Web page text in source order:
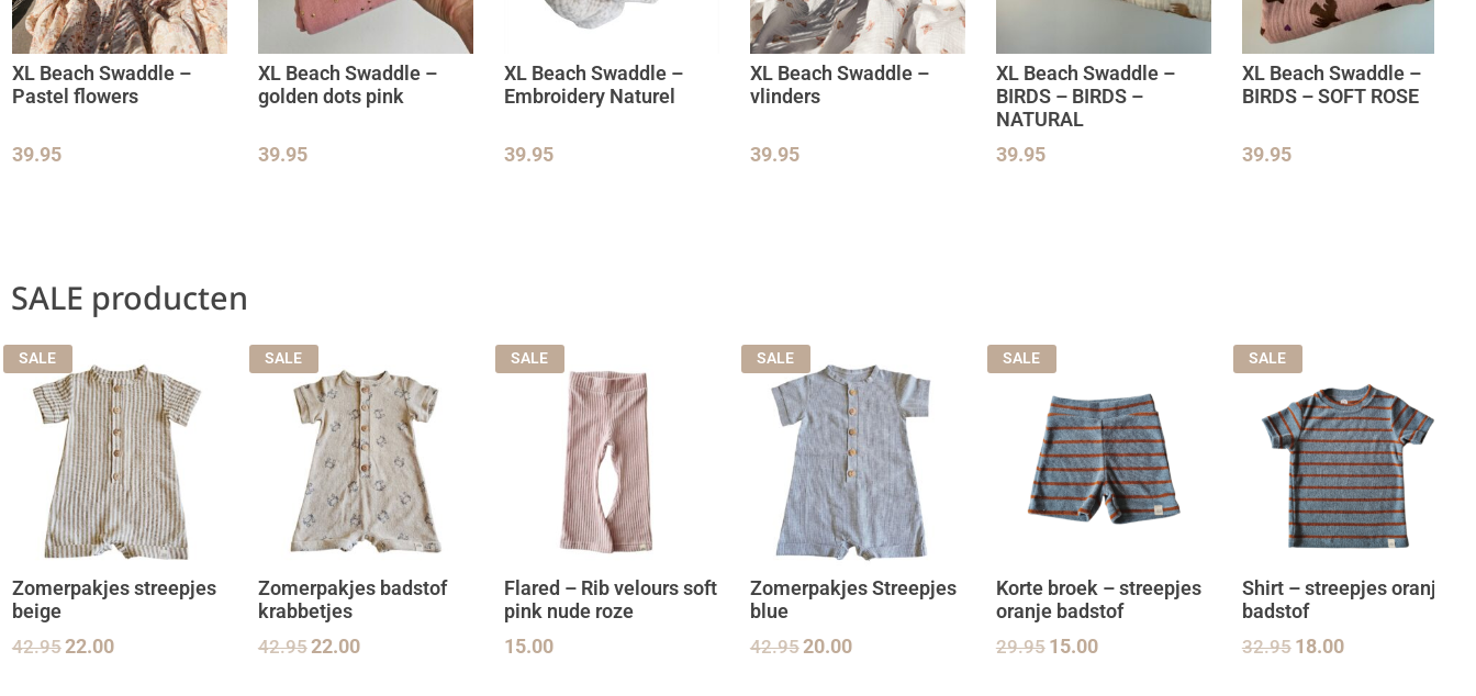
XL Beach Swaddle –
Pastel flowers
39.95
XL Beach Swaddle –
golden dots pink
39.95
XL Beach Swaddle –
Embroidery Naturel
39.95
XL Beach Swaddle –
vlinders
39.95
XL Beach Swaddle –
BIRDS – BIRDS –
NATURAL
39.95
XL Beach Swaddle –
BIRDS – SOFT ROSE
39.95
SALE producten
SALE
Zomerpakjes streepjes
beige
42.9522.00
SALE
Zomerpakjes badstof
krabbetjes
42.9522.00
SALE
Flared – Rib velours soft
pink nude roze
15.00
SALE
Zomerpakjes Streepjes
blue
42.9520.00
SALE
Korte broek – streepjes
oranje badstof
29.95 15.00
SALE
Shirt – streepjes oranje
badstof
32.95 18.00